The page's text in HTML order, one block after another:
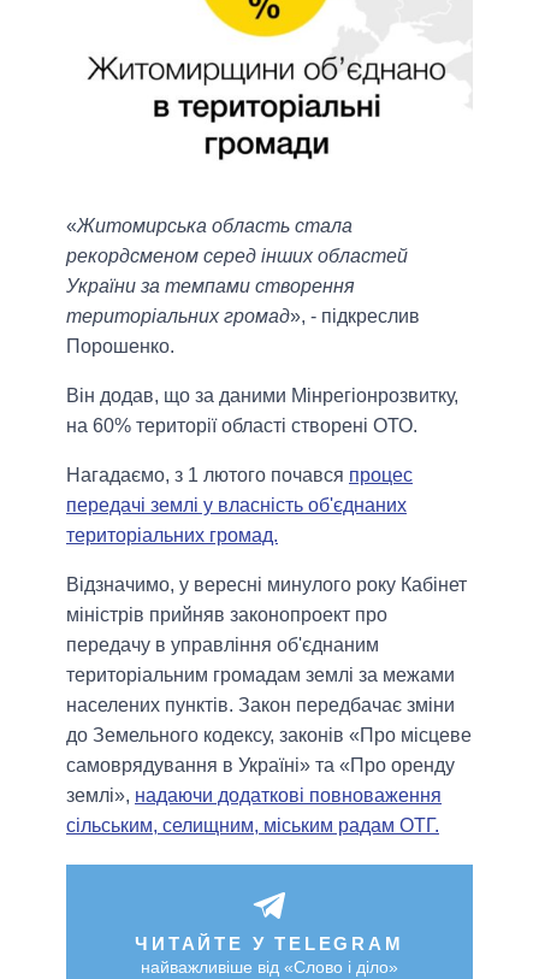
«Житомирська область стала
рекордсменом серед інших областей
України за темпами створення
територіальних громад», - підкреслив
Порошенко.
Він додав, що за даними Мінрегіонрозвитку,
на 60% території області створені ОТО.
Нагадаємо, з 1 лютого почався процес
передачі землі у власність об'єднаних
територіальних громад.
Відзначимо, у вересні минулого року Кабінет
міністрів прийняв законопроект про
передачу в управління об'єднаним
територіальним громадам землі за межами
населених пунктів. Закон передбачає зміни
до Земельного кодексу, законів «Про місцеве
самоврядування в Україні» та «Про оренду
землі», надаючи додаткові повноваження
сільським, селищним, міським радам ОТГ.
ЧИТАЙТЕ У TELEGRAM
найважливіше від «Слово і діло»